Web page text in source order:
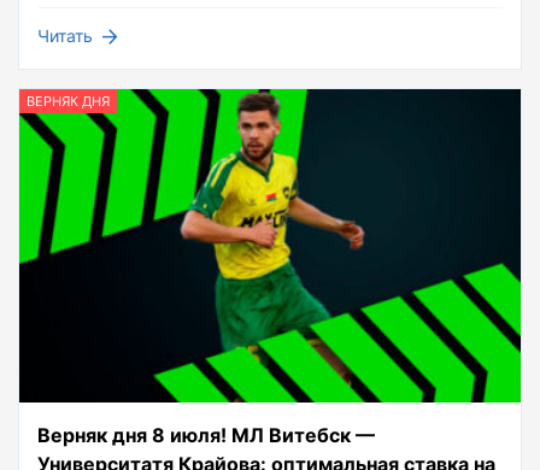
Читать
ВЕРНЯК ДНЯ
Верняк дня 8 июля! МЛ Витебск —
Университатя Крайова: оптимальная ставка на